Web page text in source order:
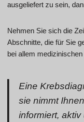
ausgeliefert zu sein,
Nehmen Sie sich die
Abschnitte, die für Sie
bei allem
Eine
sie nimmt
informiert,